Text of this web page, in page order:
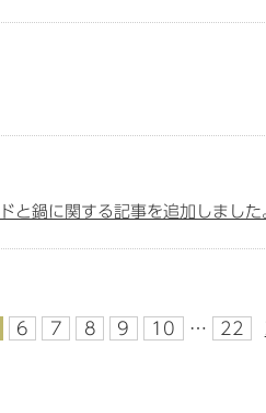
と鍋に関する記事を追加しました
6 7 8 9 10 … 22